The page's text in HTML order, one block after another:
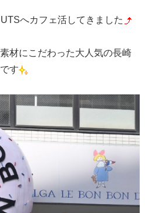
へカフェ活してきました
材にこだわった大人気の長崎
す